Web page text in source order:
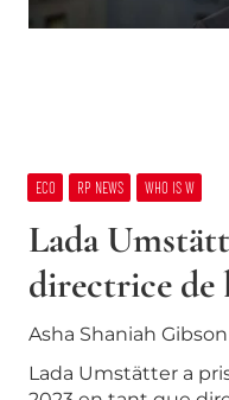
ECO RP NEWS WHO IS W
Lada
directrice de
Asha Shaniah Gibson
Lada Umstätter a